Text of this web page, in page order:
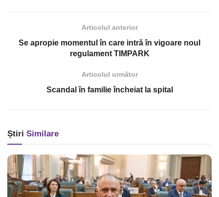
Articolul anterior
Se apropie momentul în care intră în vigoare noul
regulament TIMPARK
Articolul următor
Scandal în familie încheiat la spital
Știri Similare